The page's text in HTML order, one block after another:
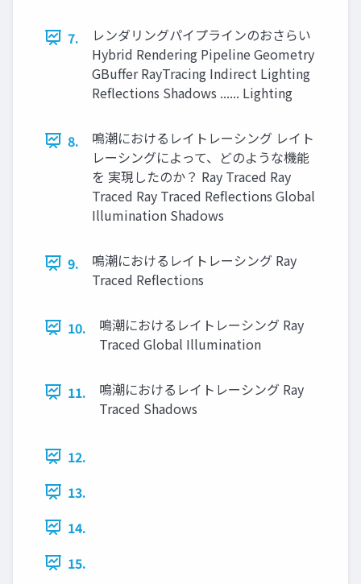
7.
レンダリングパイプラインのおさらい
Hybrid Rendering Pipeline Geometry
GBuffer RayTracing Indirect Lighting
Reflections Shadows ...... Lighting
8.
鳴潮におけるレイトレーシング レイト
レーシングによって、どのような機能
を 実現したのか？ Ray Traced Ray
Traced Ray Traced Reflections Global
Illumination Shadows
9.
鳴潮におけるレイトレーシング Ray
Traced Reflections
10.
鳴潮におけるレイトレーシング Ray
Traced Global Illumination
11.
鳴潮におけるレイトレーシング Ray
Traced Shadows
12.
13.
14.
15.